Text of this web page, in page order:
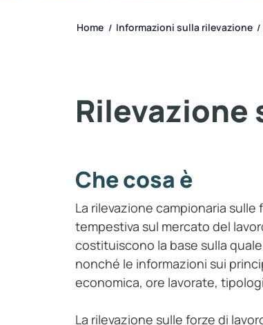
Home / Informazioni sulla rilevazione /
Rilevazione
Che cosa è
La rilevazione campionaria
tempestiva sul mercato del
costituiscono la base sulla
nonché le informazioni sui
economica, ore lavorate,
La rilevazione sulle forze di